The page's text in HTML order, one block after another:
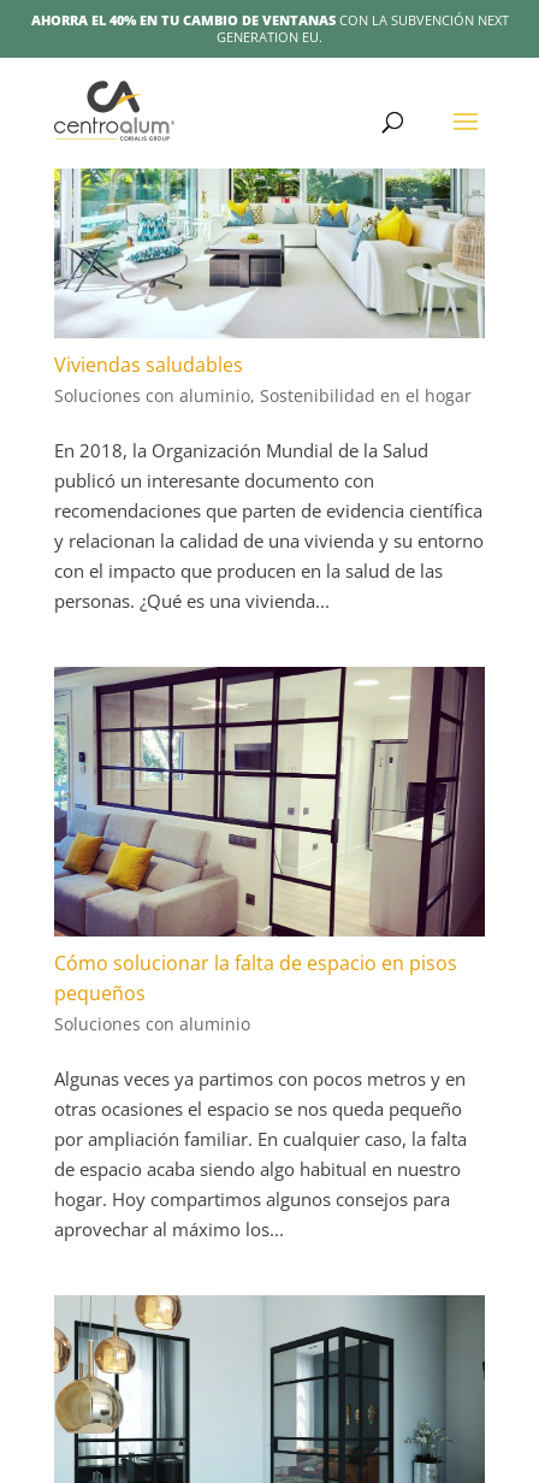
AHORRA EL 40% EN TU CAMBIO DE VENTANASCON LA SUBVENCIÓN NEXT
GENERATION EU.
Viviendas saludables
Soluciones con aluminio, Sostenibilidad en el hogar
En 2018, la Organización Mundial de la Salud
publicó un interesante documento con
recomendaciones que parten de evidencia científica
y relacionan la calidad de una vivienda y su entorno
con el impacto que producen en la salud de las
personas. ¿Qué es una vivienda...
Cómo solucionar la falta de espacio en pisos
pequeños
Soluciones con aluminio
Algunas veces ya partimos con pocos metros y en
otras ocasiones el espacio se nos queda pequeño
por ampliación familiar. En cualquier caso, la falta
de espacio acaba siendo algo habitual en nuestro
hogar. Hoy compartimos algunos consejos para
aprovechar al máximo los...